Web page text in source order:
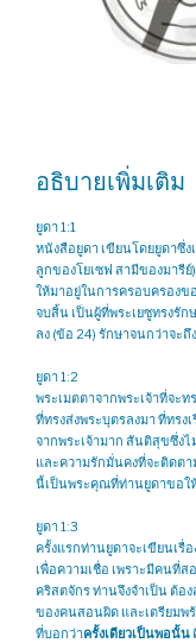
อธิบายเพิ่มเติม
ยูดา 1:1
หนังสือยูดา เขียนโดยยูดาซึ่
ลูกของโยเซฟ สามีของมารี
ให้มาอยู่ในการครอบครองข
จบสิ้น เป็นผู้ที่พระเยซูทรงรั
ลง (ข้อ 24) รักษาจนกว่าจะถึ
ยูดา 1:2
พระเมตตาจากพระเจ้าที่จะ
ที่ทรงส่งพระบุตรลงมา ที่ทรง
จากพระเจ้ามาก สันติสุขซึ่ง
และความรักมั่นคงที่จะติดต
นี้เป็นพระคุณที่ท่านยูดาขอใ
ยูดา 1:3
ครั้งแรกท่านยูดาจะเขียนเรื่
เพื่อความเชื่อ เพราะมีคนที่
คริสตจักร ท่านจึงจำเป็น ต้อ
ของคนสอนผิด และเตรียม
ที่บอกว่าครั้งเดียวเป็นพอนั้น